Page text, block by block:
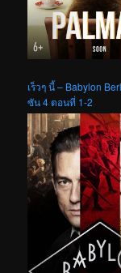
เร็วๆ นี้ – Babylon
ซัน 4 ตอนที่ 1-2